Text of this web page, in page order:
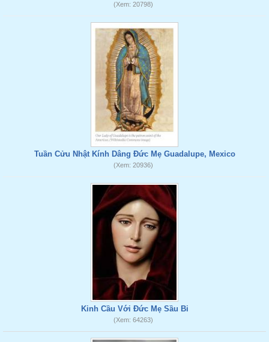
(Xem: 20798)
Tuần Cửu Nhật Kính Dâng Đức Mẹ Guadalupe, Mexico
(Xem: 20936)
Kinh Cầu Với Đức Mẹ Sầu Bi
(Xem: 64263)